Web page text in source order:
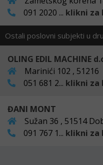
091 2020 ... klikni za
Ostali poslovni subjekti u
OLING EDIL MACHINE
Marinići 102 ,
051 681 2... klikni za
ĐANI MONT
Sužan 36 , 51514
091 767 1... klikni za